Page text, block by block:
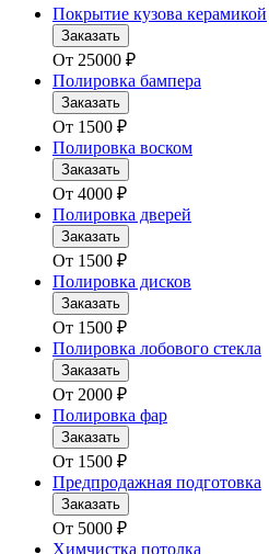
Покрытие кузова керамикой
Заказать
От 25000 ₽
Полировка бампера
Заказать
От 1500 ₽
Полировка воском
Заказать
От 4000 ₽
Полировка дверей
Заказать
От 1500 ₽
Полировка дисков
Заказать
От 1500 ₽
Полировка лобового стекла
Заказать
От 2000 ₽
Полировка фар
Заказать
От 1500 ₽
Предпродажная подготовка
Заказать
От 5000 ₽
Химчистка потолка